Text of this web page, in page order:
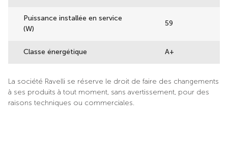
Puissance installée en service
(W)
59
Classe énergétique A+
La société Ravelli se réserve le droit de faire des changements
à ses produits à tout moment, sans avertissement, pour des
raisons techniques ou commerciales.